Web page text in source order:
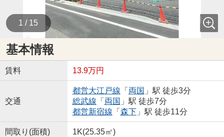
1 / 15
基本情報
賃料 13.9万円
交通
都営大江戸線 「 両国 」駅 徒歩3分
総武線 「 両国 」駅 徒歩7分
都営新宿線 「 森下」駅 徒歩11分
間取り(面積) 1K(25.35㎡)